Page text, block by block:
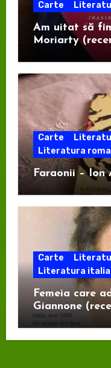
Carte
Am uitat să
Moriarty
Carte
Literatura
Faraonii – Ion
Carte
Literatura
Femeia care
Giannone